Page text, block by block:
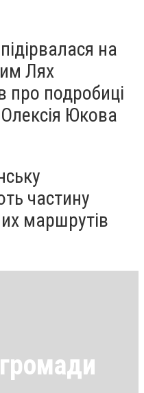
на
Лях
про подробиці
Олексія Юкова
частину
маршрутів